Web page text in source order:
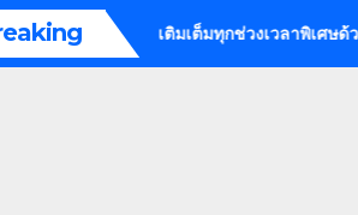
เติมเต็มทุกช่วงเวลาพิเศษด้วยดอกไม้